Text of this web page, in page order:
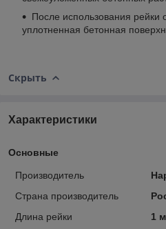
После использования рейки
уплотненная бетонная
Скрыть
Характеристики
Основные
Производитель
Страна производитель
Длина рейки
1 м